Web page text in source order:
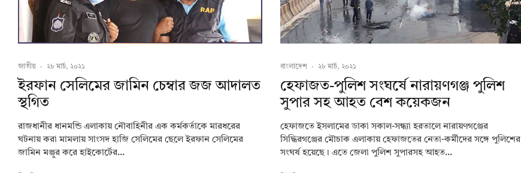
জাতীয় · ২৮ মার্চ, ২০২১
ইরফান সেলিমের জামিন চেম্বার জজ আদালত
স্থগিত
রাজধানীর ধানমন্ডি এলাকায় নৌবাহিনীর এক কর্মকর্তাকে মারধরের
ঘটনায় করা মামলায় সাংসদ হাজি সেলিমের ছেলে ইরফান সেলিমের
জামিন মঞ্জুর করে হাইকোর্টের...
বাংলাদেশ · ২৮ মার্চ, ২০২১
হেফাজত-পুলিশ সংঘর্ষে নারায়ণগঞ্জ পুলিশ
সুপার সহ আহত বেশ কয়েকজন
হেফাজতে ইসলামের ডাকা সকাল-সন্ধ্যা হরতালে নারায়ণগঞ্জের
সিদ্ধিরগঞ্জের মৌচাক এলাকায় হেফাজতের নেতা-কর্মীদের সঙ্গে পুলিশের
সংঘর্ষ হয়েছে। এতে জেলা পুলিশ সুপারসহ আহত...